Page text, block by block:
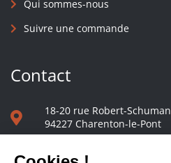
Qui sommes-nous
Suivre une commande
Contact
18-20 rue Robert-Schuman
94227 Charenton-le-Pont